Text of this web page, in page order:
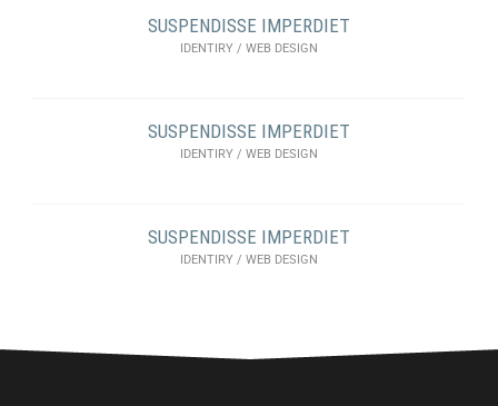
SUSPENDISSE IMPERDIET
IDENTIRY / WEB DESIGN
SUSPENDISSE IMPERDIET
IDENTIRY / WEB DESIGN
SUSPENDISSE IMPERDIET
IDENTIRY / WEB DESIGN